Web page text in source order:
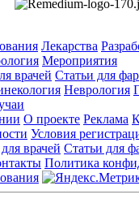
Лекарства
Мероприятия
врачей Статьи для
Неврология
О проекте Реклама
Условия
врачей Статьи для
Политика